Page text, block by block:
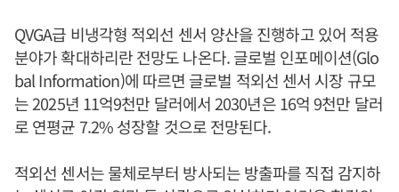
QVGA급 비냉각형 적외선 센서 양산을 진행하고 있어 적용
분야가 확대하리란 전망도 나온다. 글로벌 인포메이션(Glo
bal Information)에 따르면 글로벌 적외선 센서 시장 규모
는 2025년 11억9천만 달러에서 2030년은 16억 9천만 달러
로 연평균 7.2% 성장할 것으로 전망된다.
적외선 센서는 물체로부터 방사되는 방출파를 직접 감지하